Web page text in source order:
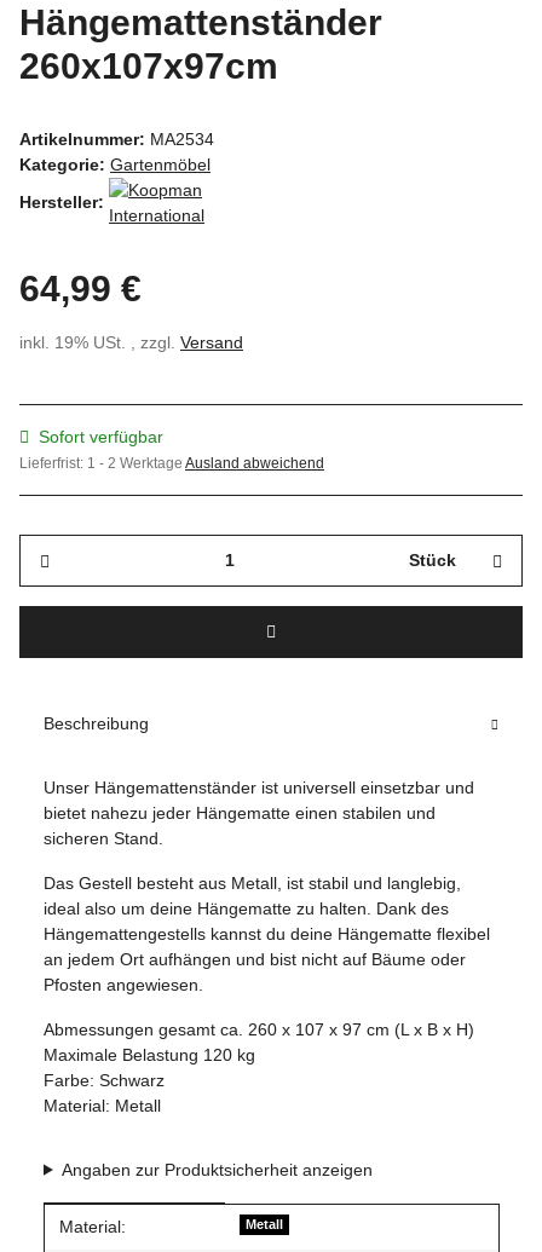
Hängemattenständer
260x107x97cm
Artikelnummer: MA2534
Kategorie: Gartenmöbel
Hersteller:
64,99 €
inkl. 19% USt. , zzgl. Versand
Sofort verfügbar
Lieferfrist: 1 - 2 Werktage Ausland abweichend
Stück
Beschreibung
Unser Hängemattenständer ist universell einsetzbar und
bietet nahezu jeder Hängematte einen stabilen und
sicheren Stand.
Das Gestell besteht aus Metall, ist stabil und langlebig,
ideal also um deine Hängematte zu halten. Dank des
Hängemattengestells kannst du deine Hängematte flexibel
an jedem Ort aufhängen und bist nicht auf Bäume oder
Pfosten angewiesen.
Abmessungen gesamt ca. 260 x 107 x 97 cm (L x B x H)
Maximale Belastung 120 kg
Farbe: Schwarz
Material: Metall
Angaben zur Produktsicherheit anzeigen
Produkteigenschaft
Wert
Material: Metall